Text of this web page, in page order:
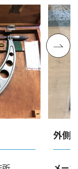
外側